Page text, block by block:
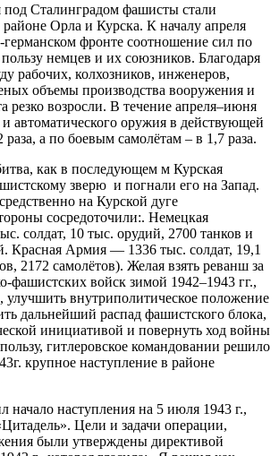
Сталинградом фашисты стали
Орла и Курска. К началу апреля
германском фронте соотношение сил по
немцев и их союзников. Благодаря
рабочих, колхозников, инженеров,
объемы производства вооружения и
резко возросли. В течение апреля–июня
и автоматического оружия в действующей
раза, а по боевым самолётам – в 1,7 раза.
как в последующем м Курская
зверю и погнали его на Запад.
на Курской дуге
сосредоточили:. Немецкая
солдат, 10 тыс. орудий, 2700 танков и
Красная Армия — 1336 тыс. солдат, 19,1
2172 самолётов). Желая взять реванш за
фашистских войск зимой 1942–1943 гг.,
улучшить внутриполитическое положение
дальнейший распад фашистского блока,
инициативой и повернуть ход войны
гитлеровское командовании решило
крупное наступление в районе
наступления на 5 июля 1943 г.,
Цели и задачи операции,
были утверждены директивой